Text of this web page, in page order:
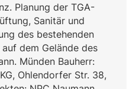
Planung der TGA-
Sanitär und
des bestehenden
dem Gelände des
Münden Bauherr:
Ohlendorfer Str. 38,